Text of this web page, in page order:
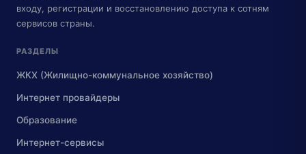
входу, регистрации и восстановлению доступа к сотням
сервисов страны.
РАЗДЕЛЫ
ЖКХ (Жилищно-коммунальное хозяйство)
Интернет провайдеры
Образование
Интернет-сервисы